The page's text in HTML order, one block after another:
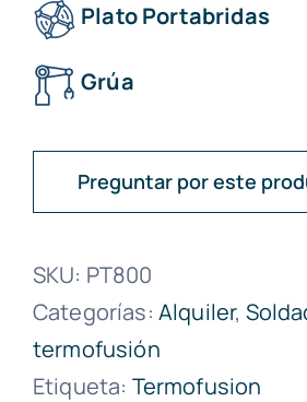
Plato Portabridas
Grúa
Preguntar por este
SKU: PT800
Categorías: Alquiler,
termofusión
Etiqueta: Termofusion